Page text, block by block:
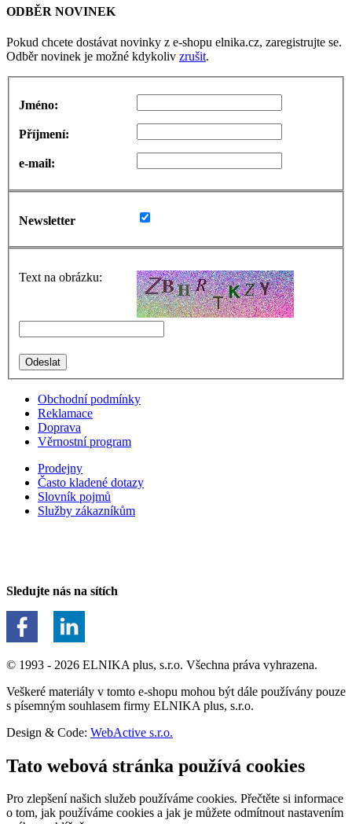
ODBĚR NOVINEK
Pokud chcete dostávat novinky z e-shopu elnika.cz, zaregistrujte se.
Odběr novinek je možné kdykoliv zrušit.
Jméno:
Příjmení:
e-mail:
Newsletter
Text na obrázku:
Obchodní podmínky
Reklamace
Doprava
Věrnostní program
Prodejny
Často kladené dotazy
Slovník pojmů
Služby zákazníkům
Sledujte nás na sítích
© 1993 - 2026 ELNIKA plus, s.r.o. Všechna práva vyhrazena.
Veškeré materiály v tomto e-shopu mohou být dále používány pouze
s písemným souhlasem firmy ELNIKA plus, s.r.o.
Design & Code: WebActive s.r.o.
Tato webová stránka používá cookies
Pro zlepšení našich služeb používáme cookies. Přečtěte si informace
o tom, jak používáme cookies a jak je můžete odmítnout nastavením